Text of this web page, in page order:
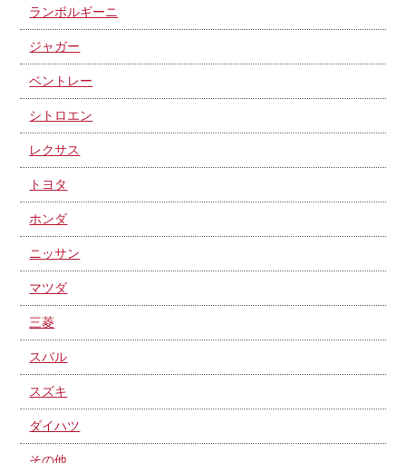
ランボルギーニ
ジャガー
ベントレー
シトロエン
レクサス
トヨタ
ホンダ
ニッサン
マツダ
三菱
スバル
スズキ
ダイハツ